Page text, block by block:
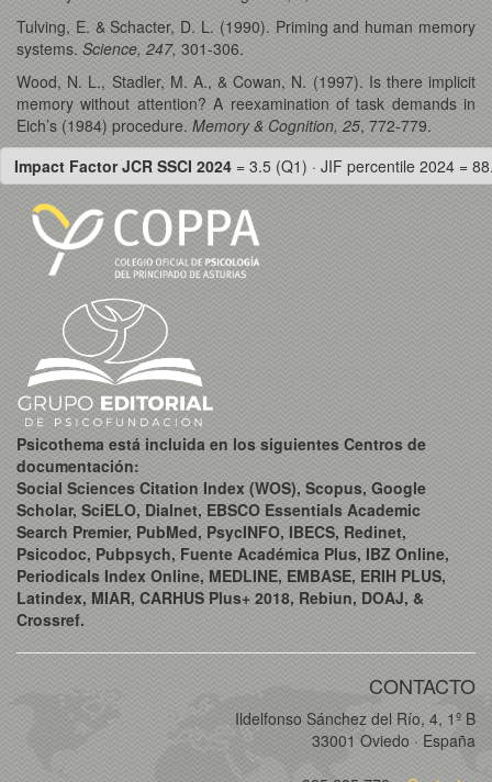
Tulving, E. & Schacter, D. L. (1990). Priming and human memory
systems. Science, 247, 301-306.
Wood, N. L., Stadler, M. A., & Cowan, N. (1997). Is there implicit
memory without attention? A reexamination of task demands in
Eich’s (1984) procedure. Memory & Cognition, 25, 772-779.
Impact Factor JCR SSCI 2024 = 3.5 (Q1) · JIF percentile 2024 =
Psicothema está incluida en los siguientes Centros de
documentación:
Social Sciences Citation Index (WOS), Scopus, Google
Scholar, SciELO, Dialnet, EBSCO Essentials Academic
Search Premier, PubMed, PsycINFO, IBECS, Redinet,
Psicodoc, Pubpsych, Fuente Académica Plus, IBZ Online,
Periodicals Index Online, MEDLINE, EMBASE, ERIH PLUS,
Latindex, MIAR, CARHUS Plus+ 2018, Rebiun, DOAJ, &
Crossref.
CONTACTO
Ildelfonso Sánchez del Río, 4, 1º B
33001 Oviedo · España